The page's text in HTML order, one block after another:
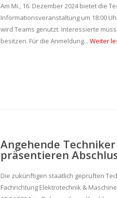
Am Mi., 16. Dezember 2024 bietet die
Informationsveranstaltung um 18:00
wird Teams genutzt. Interessierte
besitzen. Für die Anmeldung... Weiter
Angehende
präsentieren
Die zukünftigen staatlich geprüften
Fachrichtung Elektrotechnik &